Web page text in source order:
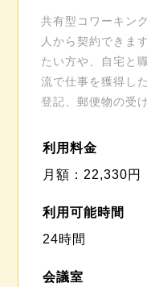
共有型コワーキン
人から契約できま
たい方や、自宅と
流で仕事を獲得し
登記、郵便物の受
利用料金
月額：22,330円
利用可能時間
24時間
会議室